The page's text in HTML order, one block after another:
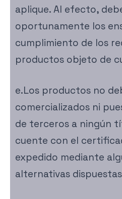
aplique. Al efecto,
oportunamente los
cumplimiento de los
productos objeto de
e.Los productos no
comercializados ni
de terceros a ningún
cuente con el
expedido mediante
alternativas